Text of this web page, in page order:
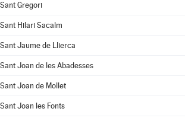
Sant Gregori
Sant Hilari Sacalm
Sant Jaume de Llierca
Sant Joan de les Abadesses
Sant Joan de Mollet
Sant Joan les Fonts